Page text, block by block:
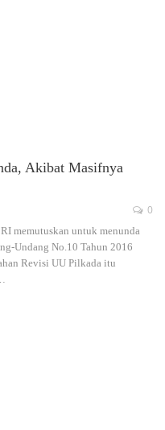
Akibat Masifnya
0
memutuskan untuk menunda
Undang No.10 Tahun 2016
Revisi UU Pilkada itu